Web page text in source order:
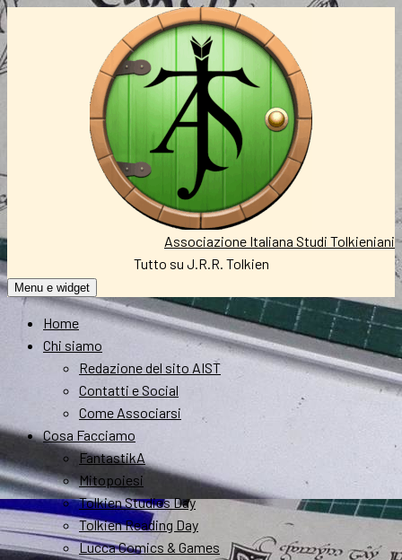
Vai
al
contenuto
Associazione Italiana Studi Tolkieniani
Tutto su J.R.R. Tolkien
Menu e widget
Home
Chi siamo
Redazione del sito AIST
Contatti e Social
Come Associarsi
Cosa Facciamo
FantastikA
Mitopoiesi
Tolkien Studies Day
Tolkien Reading Day
Lucca Comics & Games